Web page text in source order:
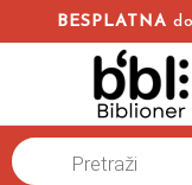
BESPLATNA
Naslovna/
ISLAMSKO
Products
search